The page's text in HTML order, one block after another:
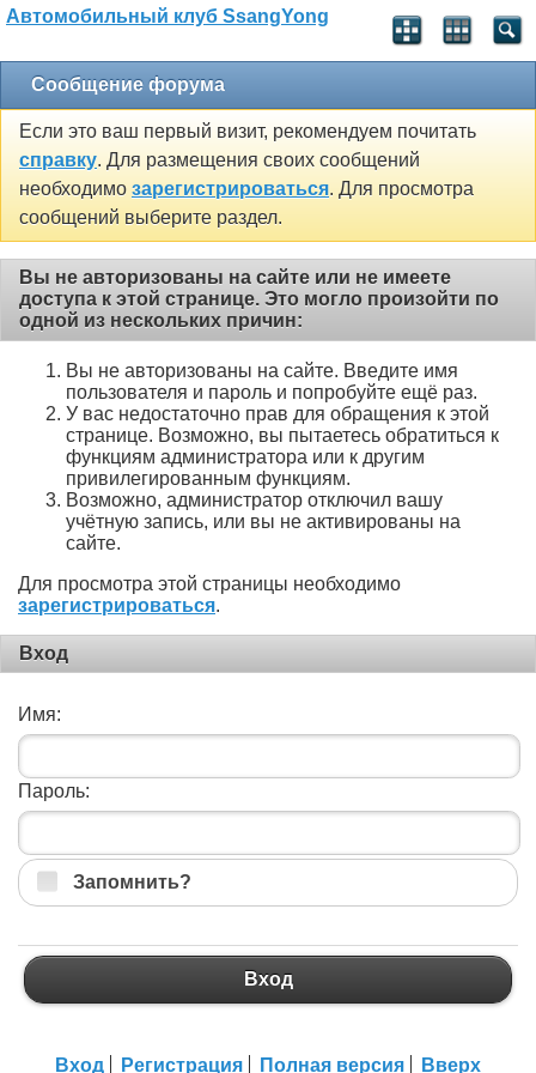
Автомобильный клуб SsangYong
Сообщение форума
Если это ваш первый визит, рекомендуем почитать
справку. Для размещения своих сообщений
необходимо зарегистрироваться. Для просмотра
сообщений выберите раздел.
Вы не авторизованы на сайте или не имеете
доступа к этой странице. Это могло произойти по
одной из нескольких причин:
Вы не авторизованы на сайте. Введите имя
пользователя и пароль и попробуйте ещё раз.
У вас недостаточно прав для обращения к этой
странице. Возможно, вы пытаетесь обратиться к
функциям администратора или к другим
привилегированным функциям.
Возможно, администратор отключил вашу
учётную запись, или вы не активированы на
сайте.
Для просмотра этой страницы необходимо
зарегистрироваться.
Вход
Имя:
Пароль:
Запомнить?
Вход
Вход Регистрация Полная версия Вверх